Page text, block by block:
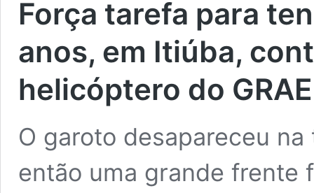
Força tarefa para
anos, em Itiúba,
helicóptero do
O garoto desapareceu
então uma grande frente